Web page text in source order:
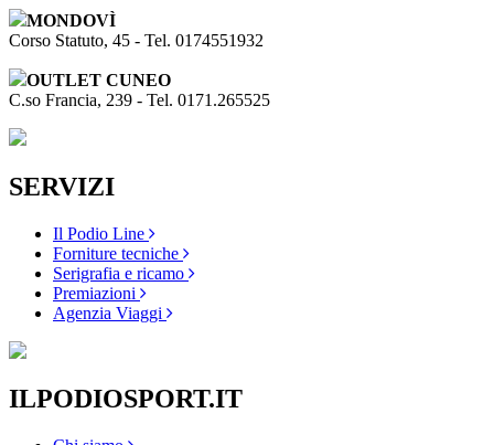
MONDOVÌ
Corso Statuto, 45 - Tel. 0174551932
OUTLET CUNEO
C.so Francia, 239 - Tel. 0171.265525
SERVIZI
Il Podio Line
Forniture tecniche
Serigrafia e ricamo
Premiazioni
Agenzia Viaggi
ILPODIOSPORT.IT